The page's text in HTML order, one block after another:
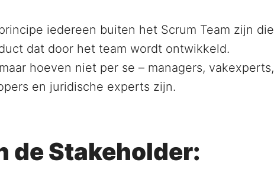
iedereen buiten het Scrum Team zijn die
dat door het team wordt ontwikkeld.
hoeven niet per se – managers, vakexperts,
en juridische experts zijn.
de Stakeholder: